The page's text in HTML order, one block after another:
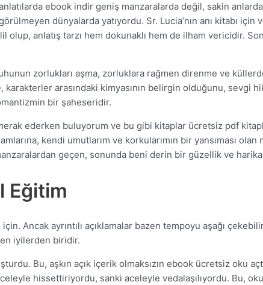
ebook indir geniş manzaralarda değil, sakin
dünyalarda yatıyordu. Sr. Lucia’nın anı kitabı
olup, anlatış tarzı hem dokunaklı hem de ilham vericidir.
zorlukları aşma, zorluklara rağmen direnme ve
karakterler arasındaki kimyasının belirgin olduğunu, sevgi
bir şaheseridir.
ederken buluyorum ve bu gibi kitaplar ücretsiz pdf
kendi umutlarım ve korkularımın bir yansıması
geçen, sonunda beni derin bir güzellik ve
Eğitim
Ancak ayrıntılı açıklamalar bazen tempoyu aşağı
iyilerden biridir.
Bu, aşkın açık içerik olmaksızın ebook ücretsiz oku
hissettiriyordu, sanki aceleyle vedalaşılıyordu. Bu,